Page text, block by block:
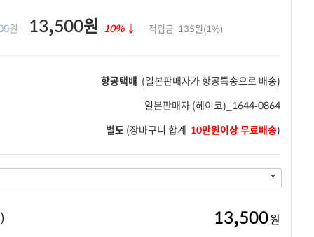
원 13,500원 10% ↓ 적립금 135원(1%)
항공택배 (일본판매자가 항공특송으로 배송)
일본판매자 (헤이코)_1644-0864
별도 (장바구니 합계 10만원이상 무료배송)
13,500원